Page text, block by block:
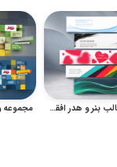
مجموعه وکتور قالب بنر و هدر افقی مدرن برای طراحی تبلیغاتی